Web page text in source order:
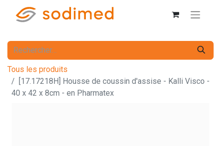
Tous les produits
[17.17218H] Housse de coussin d'assise - Kalli Visco -
40 x 42 x 8cm - en Pharmatex